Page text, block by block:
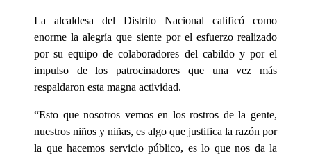
La alcaldesa del Distrito Nacional calificó como
enorme la alegría que siente por el esfuerzo realizado
por su equipo de colaboradores del cabildo y por el
impulso de los patrocinadores que una vez más
respaldaron esta magna actividad.
“Esto que nosotros vemos en los rostros de la gente,
nuestros niños y niñas, es algo que justifica la razón por
la que hacemos servicio público, es lo que nos da la